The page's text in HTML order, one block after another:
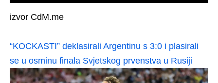
izvor CdM.me
“KOCKASTI” deklasirali Argentinu s 3:0 i plasirali
se u osminu finala Svjetskog prvenstva u Rusiji